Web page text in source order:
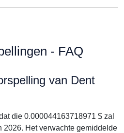
- FAQ
van Dent
die 0.000044163718971 $ zal
2026. Het verwachte gemiddelde